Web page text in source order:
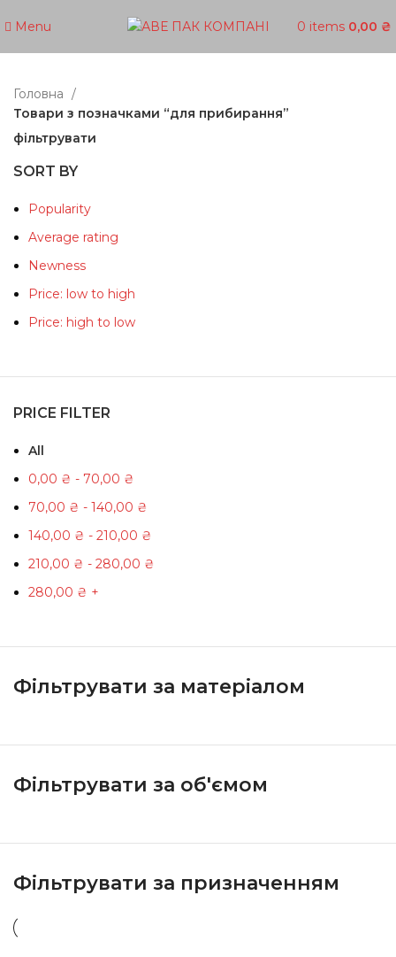
Menu 0 items 0,00 ₴
Головна
Товари з позначками “для прибирання”
фільтрувати
SORT BY
Popularity
Average rating
Newness
Price: low to high
Price: high to low
PRICE FILTER
All
0,00 ₴ - 70,00 ₴
70,00 ₴ - 140,00 ₴
140,00 ₴ - 210,00 ₴
210,00 ₴ - 280,00 ₴
280,00 ₴ +
Фільтрувати за матеріалом
Фільтрувати за об'ємом
Фільтрувати за призначенням